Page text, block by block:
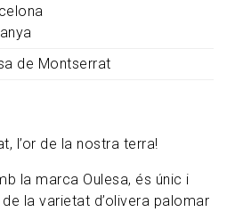
l’or de la nostra terra!
la marca Oulesa, és únic i
la varietat d’olivera palomar
de Montserrat